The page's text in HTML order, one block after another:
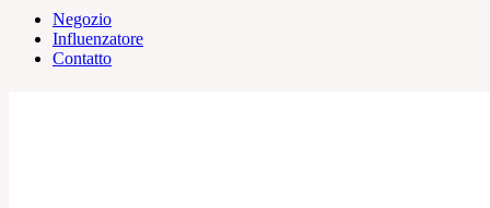
Negozio
Influenzatore
Contatto